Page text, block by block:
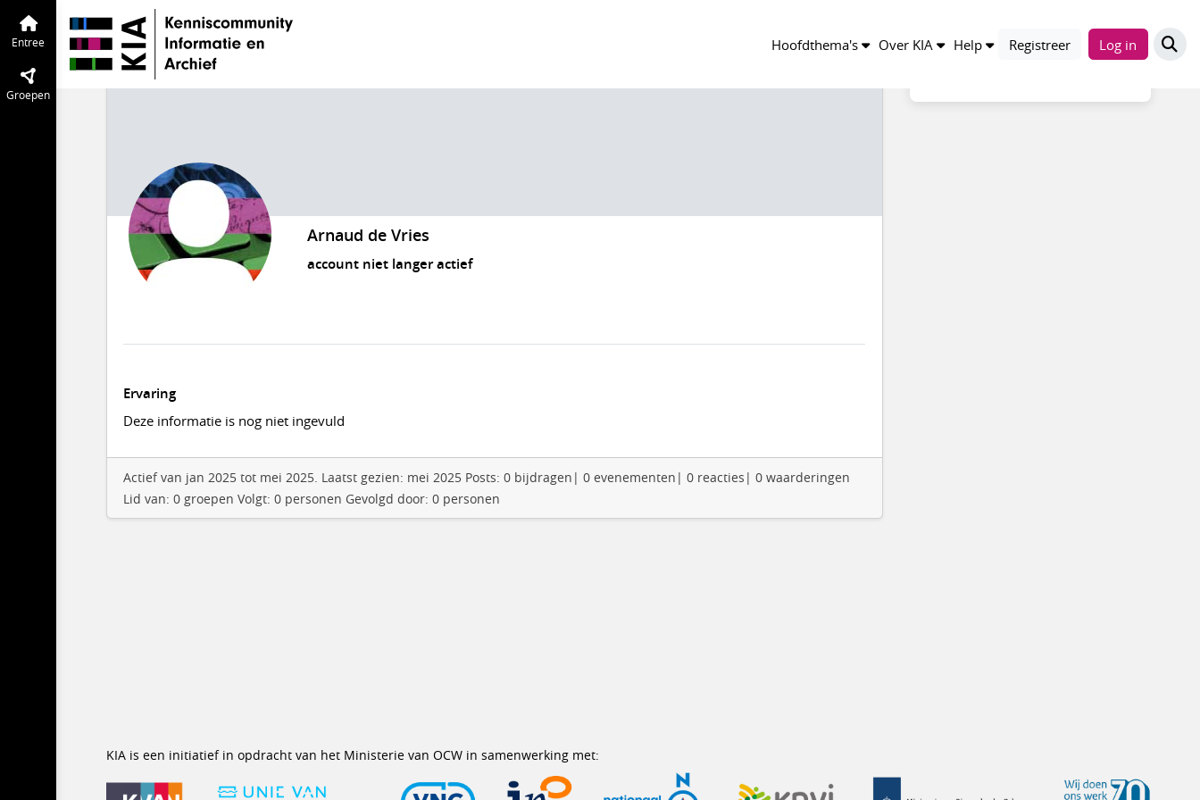
Hoofdthema's Over KIA Help Registreer Log in
Entree
Groepen
Arnaud de Vries
account niet langer actief
Ervaring
Deze informatie is nog niet ingevuld
Actief van jan 2025 tot mei 2025. Laatst gezien: mei 2025 Posts: 0 bijdragen| 0 evenementen| 0 reacties| 0 waarderingen
Lid van: 0 groepen Volgt: 0 personen Gevolgd door: 0 personen
Compleetheid profiel
KIA is een initiatief in opdracht van het Ministerie van OCW in samenwerking met: